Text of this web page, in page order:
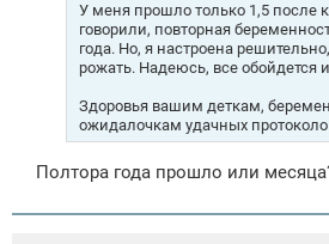
У меня прошло только 1,5 после
говорили, повторная
года. Но, я настроена
рожать. Надеюсь, все обойдется
Здоровья вашим деткам,
ожидалочкам удачных
Полтора года прошло или